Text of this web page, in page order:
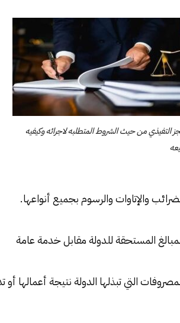
التفيذي من حيث الشروط المتطلبه لاجرائه وكيفيه
والإتاوات والرسوم بجميع أنواعها.
المستحقة للدولة مقابل خدمة عامة
التي تبذلها الدولة نتيجة أعمالها أو